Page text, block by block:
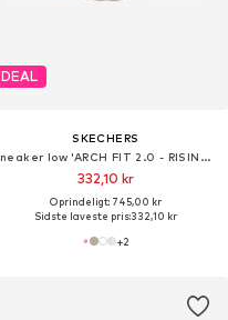
DEAL
SKECHERS
Sneaker low 'ARCH FIT 2.0 - RISING TIDE'
332,10 kr
Oprindeligt: 745,00 kr
Sidste laveste pris:332,10 kr
+2